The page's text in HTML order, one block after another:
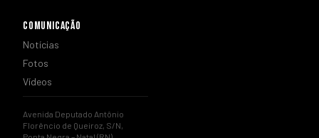
COMUNICAÇÃO
Notícias
Fotos
Vídeos
Avenida Deputado Antônio
Florêncio de Queiroz, S/N,